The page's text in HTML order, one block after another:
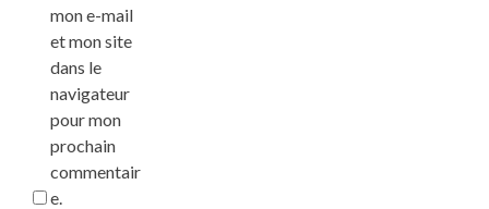
mon e-mail
et mon site
dans le
navigateur
pour mon
prochain
commentair
e.